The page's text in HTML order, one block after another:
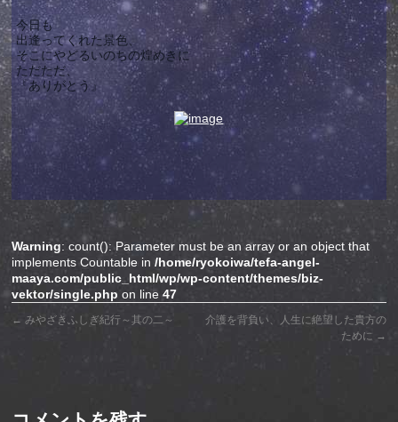
今日も
出逢ってくれた景色、
そこにやどるいのちの煌めきに
ただただ、
『ありがとう』
Warning: count(): Parameter must be an array or an object that
implements Countable in/home/ryokoiwa/tefa-angel-
maaya.com/public_html/wp/wp-content/themes/biz-
vektor/single.php on line47
← みやざきふしぎ紀行～其の二～
介護を背負い、人生に絶望した貴方の
ために →